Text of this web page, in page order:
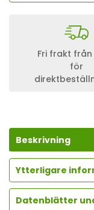
Fri frakt från
för
Beskrivning
Ytterligare
Datenblätter